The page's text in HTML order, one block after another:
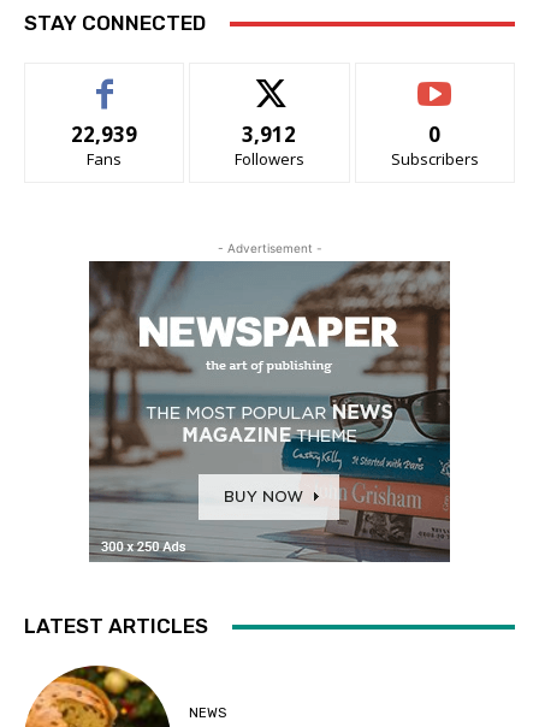
STAY CONNECTED
22,939
Fans
3,912
Followers
0
Subscribers
- Advertisement -
LATEST ARTICLES
NEWS